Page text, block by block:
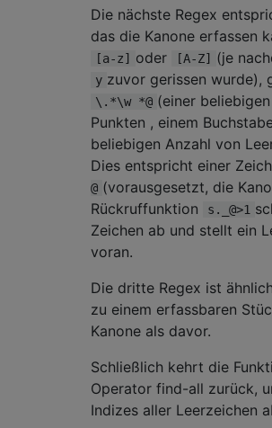
Die nächste Regex
das die Kanone erfassen
[a-z] oder [A-Z] (je
y zuvor gerissen wurde),
\.*\w *@ (einer
Punkten , einem
beliebigen Anzahl von
Dies entspricht einer
@ (vorausgesetzt, die
Rückruffunktion
s._@>1
Zeichen ab und stellt ein
voran.
Die dritte Regex ist
zu einem erfassbaren
Kanone als davor.
Schließlich kehrt die
Operator find-all zurück,
Indizes aller Leerzeichen